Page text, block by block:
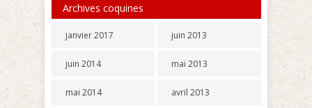
Archives coquines
janvier 2017
juin 2014
mai 2014
juin 2013
mai 2013
avril 2013